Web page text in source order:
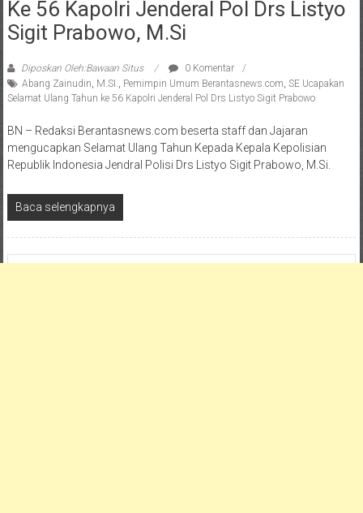
Ke 56 Kapolri Jenderal Pol Drs Listyo
Sigit Prabowo, M.Si
Diposkan Oleh:Bawaan Situs
0 Komentar
Abang Zainudin, M.SI., Pemimpin Umum Berantasnews.com, SE Ucapakan
Selamat Ulang Tahun ke 56 Kapolri Jenderal Pol Drs Listyo Sigit Prabowo
BN – Redaksi Berantasnews.com beserta staff dan Jajaran
mengucapkan Selamat Ulang Tahun Kepada Kepala Kepolisian
Republik Indonesia Jendral Polisi Drs Listyo Sigit Prabowo, M.Si.
Baca selengkapnya